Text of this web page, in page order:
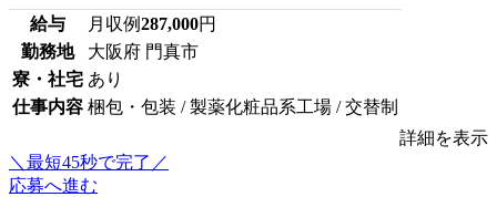
給与 月収例287,000円
勤務地
大阪府 門真市
寮・社宅 あり
仕事内容 梱包・包装 / 製薬化粧品系工場 / 交替制
詳細を表示
＼最短45秒で完了／
応募へ進む